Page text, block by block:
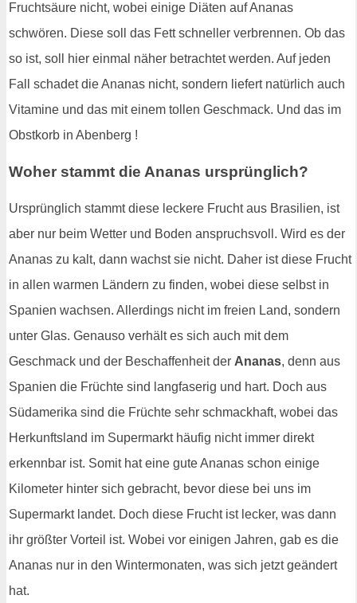
Fruchtsäure nicht, wobei einige Diäten auf Ananas
schwören. Diese soll das Fett schneller verbrennen. Ob das
so ist, soll hier einmal näher betrachtet werden. Auf jeden
Fall schadet die Ananas nicht, sondern liefert natürlich auch
Vitamine und das mit einem tollen Geschmack. Und das im
Obstkorb in Abenberg !
Woher stammt die Ananas ursprünglich?
Ursprünglich stammt diese leckere Frucht aus Brasilien, ist
aber nur beim Wetter und Boden anspruchsvoll. Wird es der
Ananas zu kalt, dann wachst sie nicht. Daher ist diese Frucht
in allen warmen Ländern zu finden, wobei diese selbst in
Spanien wachsen. Allerdings nicht im freien Land, sondern
unter Glas. Genauso verhält es sich auch mit dem
Geschmack und der Beschaffenheit der Ananas, denn aus
Spanien die Früchte sind langfaserig und hart. Doch aus
Südamerika sind die Früchte sehr schmackhaft, wobei das
Herkunftsland im Supermarkt häufig nicht immer direkt
erkennbar ist. Somit hat eine gute Ananas schon einige
Kilometer hinter sich gebracht, bevor diese bei uns im
Supermarkt landet. Doch diese Frucht ist lecker, was dann
ihr größter Vorteil ist. Wobei vor einigen Jahren, gab es die
Ananas nur in den Wintermonaten, was sich jetzt geändert
hat.